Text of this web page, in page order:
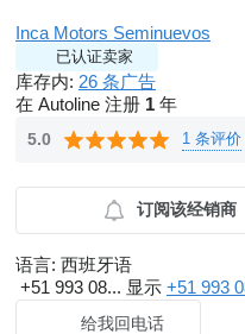
Inca Motors Seminuevos
已认证卖家
库存内: 26 条广告
在 Autoline 注册 1 年
5.0 1 条评价
订阅该经销商
语言: 西班牙语
+51 993 08... 显示 +51 993
给我回电话